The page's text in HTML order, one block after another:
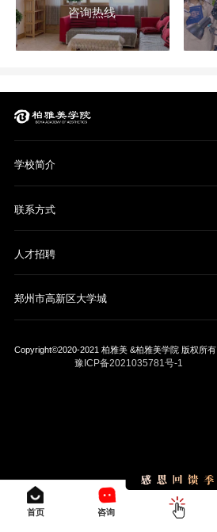
咨询热线
学校简介
联系方式
人才招聘
郑州市高新区大学城
Copyright©2020-2021 柏雅美 &柏雅美学院 版权所有
豫ICP备2021035781号-1
首页 咨询